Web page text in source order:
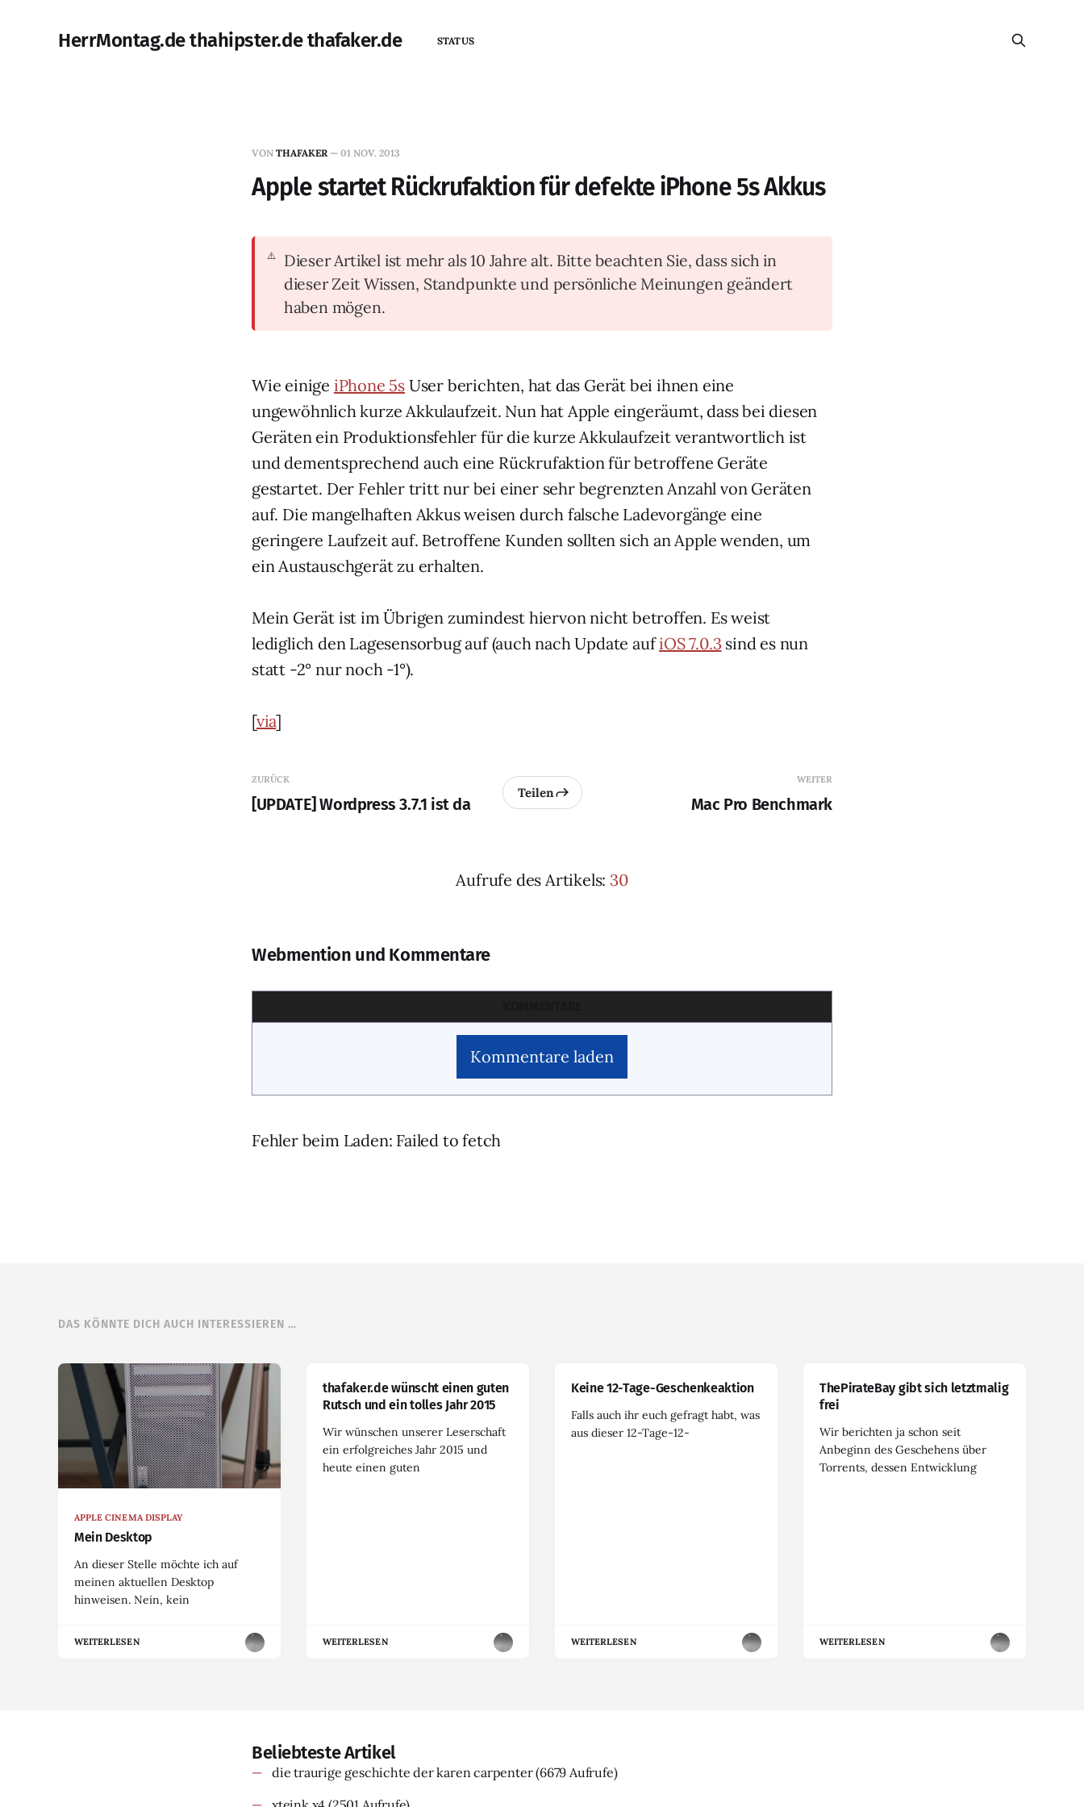
HerrMontag.de thahipster.de thafaker.de STATUS
VON THAFAKER — 01 NOV. 2013
Apple startet Rückrufaktion für defekte iPhone 5s Akkus
Dieser Artikel ist mehr als 10 Jahre alt. Bitte beachten Sie, dass sich in
dieser Zeit Wissen, Standpunkte und persönliche Meinungen geändert
haben mögen.
Wie einige iPhone 5s User berichten, hat das Gerät bei ihnen eine
ungewöhnlich kurze Akkulaufzeit. Nun hat Apple eingeräumt, dass bei diesen
Geräten ein Produktionsfehler für die kurze Akkulaufzeit verantwortlich ist
und dementsprechend auch eine Rückrufaktion für betroffene Geräte
gestartet. Der Fehler tritt nur bei einer sehr begrenzten Anzahl von Geräten
auf. Die mangelhaften Akkus weisen durch falsche Ladevorgänge eine
geringere Laufzeit auf. Betroffene Kunden sollten sich an Apple wenden, um
ein Austauschgerät zu erhalten.
Mein Gerät ist im Übrigen zumindest hiervon nicht betroffen. Es weist
lediglich den Lagesensorbug auf (auch nach Update aufiOS 7.0.3 sind es nun
statt -2° nur noch -1°).
[via]
ZURÜCK
[UPDATE] Wordpress 3.7.1 ist da
Teilen
WEITER
Mac Pro Benchmark
Aufrufe des Artikels: 30
Webmention und Kommentare
Kommentare laden
Fehler beim Laden: Failed to fetch
DAS KÖNNTE DICH AUCH INTERESSIEREN …
APPLE CINEMA DISPLAY
Mein Desktop
An dieser Stelle möchte ich auf
meinen aktuellen Desktop
hinweisen. Nein, kein
WEITERLESEN
thafaker.de wünscht einen guten
Rutsch und ein tolles Jahr 2015
Wir wünschen unserer Leserschaft
ein erfolgreiches Jahr 2015 und
heute einen guten
WEITERLESEN
Keine 12-Tage-Geschenkeaktion
Falls auch ihr euch gefragt habt, was
aus dieser 12-Tage-12-
WEITERLESEN
ThePirateBay gibt sich letztmalig
frei
Wir berichten ja schon seit
Anbeginn des Geschehens über
Torrents, dessen Entwicklung
WEITERLESEN
Beliebteste Artikel
die traurige geschichte der karen carpenter(6679 Aufrufe)